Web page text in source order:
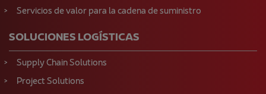
Servicios de valor para la cadena de suministro
SOLUCIONES LOGÍSTICAS
Supply Chain Solutions
Project Solutions